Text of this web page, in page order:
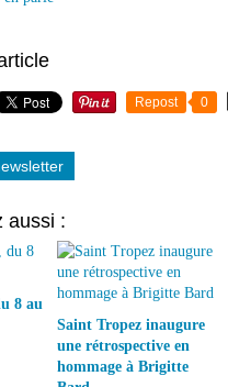
Repost 0
aussi :
8 au
Saint Tropez inaugure
une rétrospective en
hommage à Brigitte